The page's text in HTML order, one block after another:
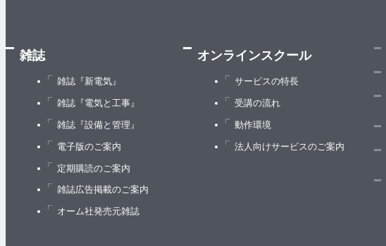
雑誌
雑誌『新電気』
雑誌『電気と工事』
雑誌『設備と管理』
電子版のご案内
定期購読のご案内
雑誌広告掲載のご案内
オーム社発売元雑誌
オンラインスクール
サービスの特長
受講の流れ
動作環境
法人向けサービスのご案内